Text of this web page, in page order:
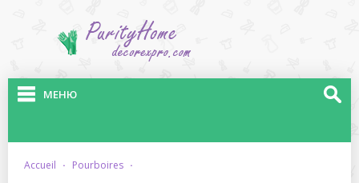
МЕНЮ
accueil · pourboires ·